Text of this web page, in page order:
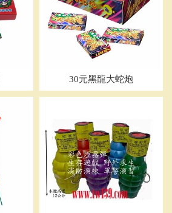
30元黑龍大蛇炮